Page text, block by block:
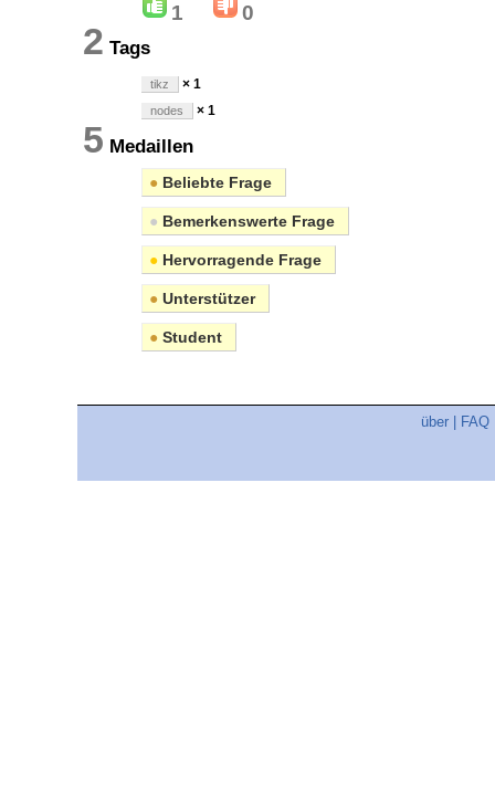
1 0
2 Tags
tikz × 1
nodes × 1
5 Medaillen
● Beliebte Frage
● Bemerkenswerte Frage
● Hervorragende Frage
● Unterstützer
● Student
über FAQ